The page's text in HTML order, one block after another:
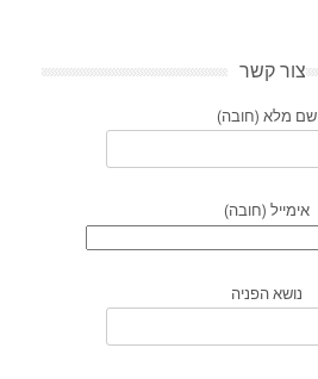
צור קשר
שם מלא (חובה)
אימייל (חובה)
נושא הפניה